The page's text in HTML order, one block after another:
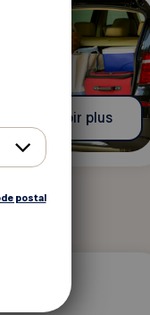
En savoir plus
postal